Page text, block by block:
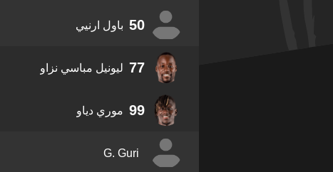
50 باول ارنيي
77 ليونيل مباسي نزاو
99 موري دياو
G. Guri